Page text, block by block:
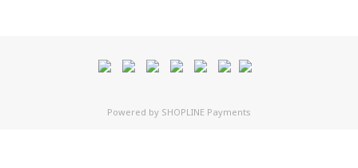
Powered by SHOPLINE Payments